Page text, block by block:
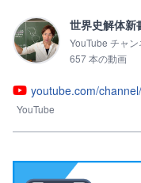
世界史解体新
YouTube チャ
657 本の動画
youtube.com/
YouTube